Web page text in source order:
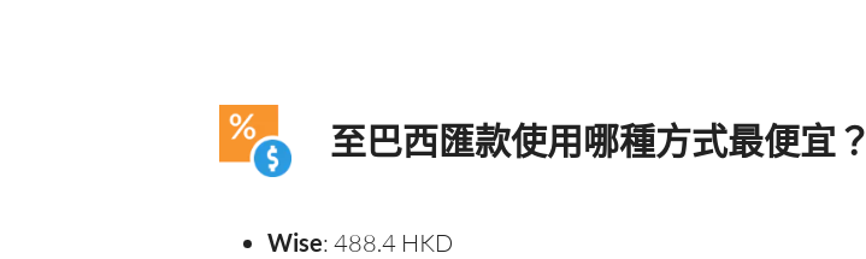
至巴西匯款使用哪種方式最便宜？
Wise: 488.4 HKD